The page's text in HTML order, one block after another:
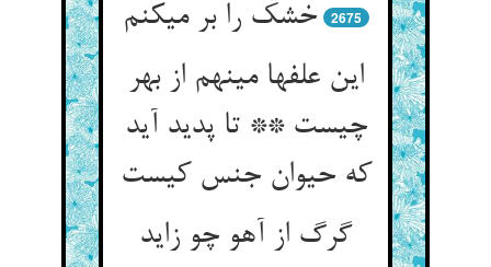
خشک را بر می‏کنم‏
2675
این علفها می‏نهم از بهر
چیست ** تا پدید آید
که حیوان جنس کیست‏
گرگ از آهو چو زاید